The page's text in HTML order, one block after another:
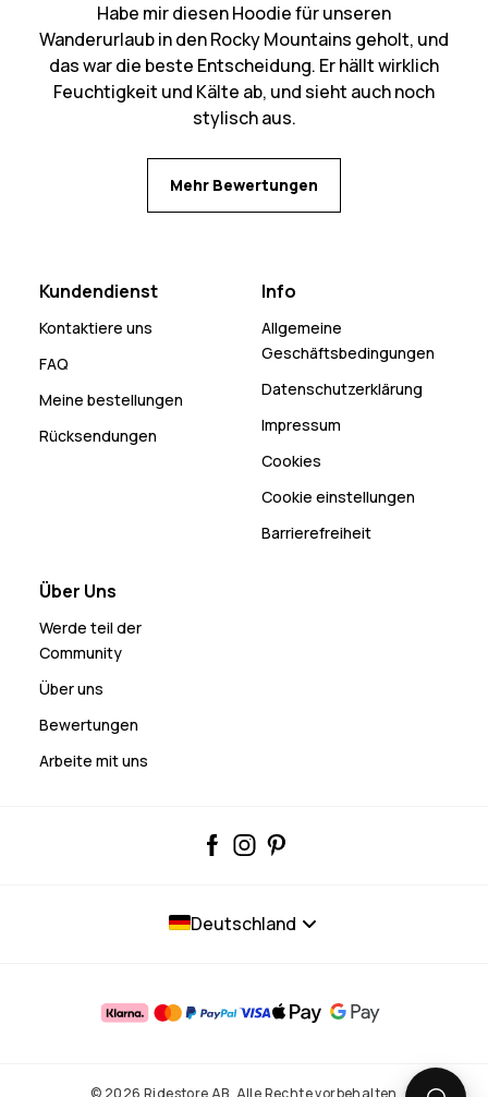
Habe mir diesen Hoodie für unseren
Wanderurlaub in den Rocky Mountains geholt, und
das war die beste Entscheidung. Er hällt wirklich
Feuchtigkeit und Kälte ab, und sieht auch noch
stylisch aus.
Mehr Bewertungen
Kundendienst
Kontaktiere uns
FAQ
Meine bestellungen
Rücksendungen
Info
Allgemeine
Geschäftsbedingungen
Datenschutzerklärung
Impressum
Cookies
Cookie einstellungen
Barrierefreiheit
Über Uns
Werde teil der
Community
Über uns
Bewertungen
Arbeite mit uns
Deutschland